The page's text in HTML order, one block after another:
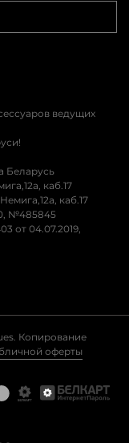
ведущих
Беларусь
каб.17
каб.17
№485845
от 04.07.2019,
Копирование
оферты